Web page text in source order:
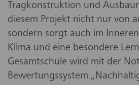
Tragkonstruktion und
diesem Projekt nicht nur von
sondern sorgt auch im
Klima und eine besondere
Gesamtschule wird mit der
Bewertungssystem